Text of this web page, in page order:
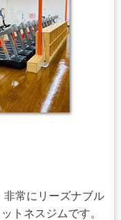
非常にリーズナブル
トネスジムです。